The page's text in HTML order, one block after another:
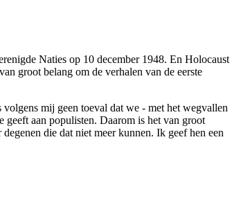
Naties op 10 december 1948. En Holocaust
groot belang om de verhalen van de eerste
mij geen toeval dat we - met het wegvallen
aan populisten. Daarom is het van groot
die dat niet meer kunnen. Ik geef hen een